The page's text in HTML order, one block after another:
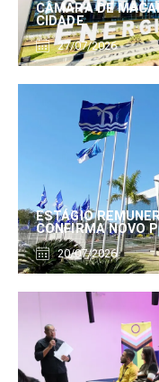
CÂMARA DE
CIDADE
27/07/2026
ESTÁGIO
CONFIRMA NOVO
20/07/2026